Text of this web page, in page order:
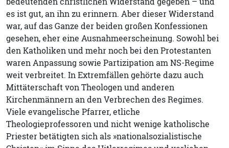
es ist gut, an ihn zu erinnern. Aber dieser Widerstand
war, auf das Ganze der beiden großen Konfessionen
gesehen, eher eine Ausnahmeerscheinung. Sowohl bei
den Katholiken und mehr noch bei den Protestanten
waren Anpassung sowie Partizipation am NS-Regime
weit verbreitet. In Extremfällen gehörte dazu auch
Mittäterschaft von Theologen und anderen
Kirchenmännern an den Verbrechen des Regimes.
Viele evangelische Pfarrer, etliche
Theologieprofessoren und nicht wenige katholische
Priester betätigten sich als »nationalsozialistische